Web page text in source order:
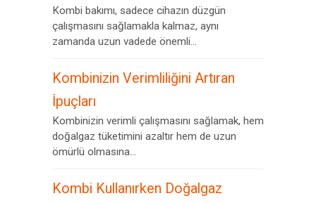
Kombi bakımı, sadece cihazın düzgün
çalışmasını sağlamakla kalmaz, aynı
zamanda uzun vadede önemli...
Kombinizin Verimliliğini Artıran
İpuçları
Kombinizin verimli çalışmasını sağlamak, hem
doğalgaz tüketimini azaltır hem de uzun
ömürlü olmasına...
Kombi Kullanırken Doğalgaz